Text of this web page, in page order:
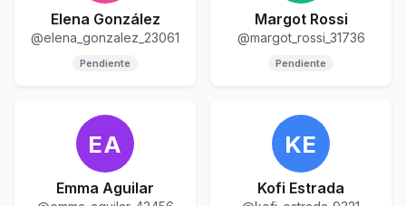
Elena González
@elena_gonzalez_23061
Pendiente
Margot Rossi
@margot_rossi_31736
Pendiente
EA
Emma Aguilar
KE
Kofi Estrada